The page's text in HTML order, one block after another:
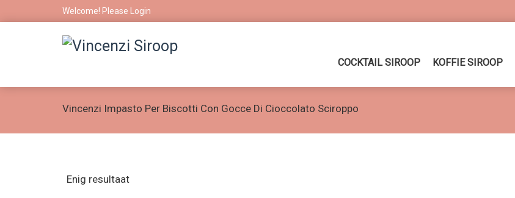
Welcome! Please Login
COCKTAIL SIROOP KOFFIE SIROOP
Vincenzi Impasto Per Biscotti Con Gocce Di Cioccolato Sciroppo
Enig resultaat